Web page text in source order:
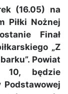
(16.05) na
Piłki Nożnej
Finał
„Z
Powiat
będzie
Podstawowej